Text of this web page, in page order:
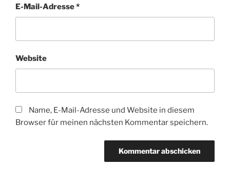
E-Mail-Adresse*
Website
Name, E-Mail-Adresse und Website in diesem
Browser für meinen nächsten Kommentar speichern.